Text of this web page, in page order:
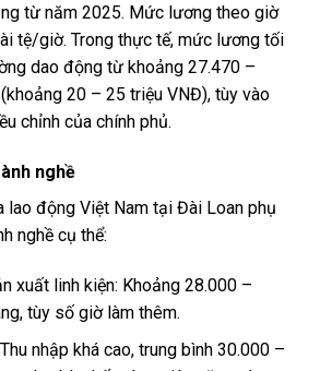
từ năm 2025. Mức lương theo giờ
tệ/giờ. Trong thực tế, mức lương tối
dao động từ khoảng 27.470 –
20 – 25 triệu VNĐ), tùy vào
chỉnh của chính phủ.
nghề
lao động Việt Nam tại Đài Loan phụ
nghề cụ thể:
xuất linh kiện: Khoảng 28.000 –
tùy số giờ làm thêm.
nhập khá cao, trung bình 30.000 –